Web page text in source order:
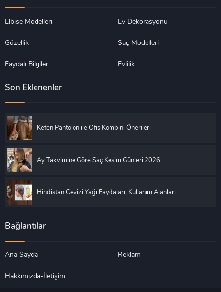
Elbise Modelleri Ev Dekorasyonu
Güzellik Saç Modelleri
Faydalı Bilgiler Evlilik
Son Eklenenler
Keten Pantolon ile Ofis Kombini Önerileri
Ay Takvimine Göre Saç Kesim Günleri 2026
Hindistan Cevizi Yağı Faydaları, Kullanım Alanları
Bağlantılar
Ana Sayda Reklam
Hakkımızda-İletişim